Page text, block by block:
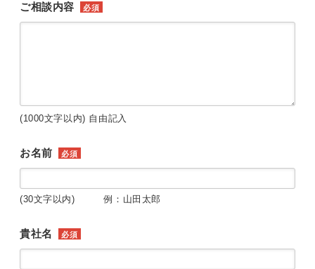
ご相談内容 必須
(1000文字以内) 自由記入
お名前 必須
(30文字以内) 例：山田太郎
貴社名 必須